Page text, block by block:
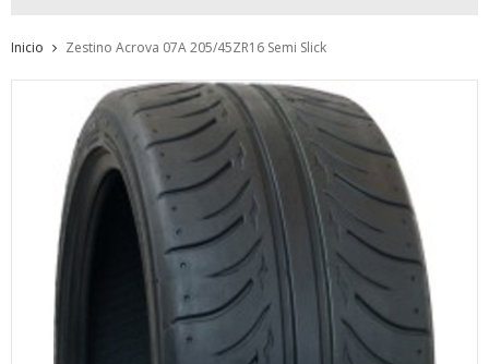
Inicio Zestino Acrova 07A 205/45ZR16 Semi Slick